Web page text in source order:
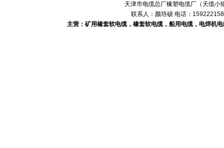
天津市电缆总厂橡塑电缆厂（天缆
联系人：颜培硕 电话：
主营：矿用橡套软电缆，橡套软电缆，船用电缆，电焊机